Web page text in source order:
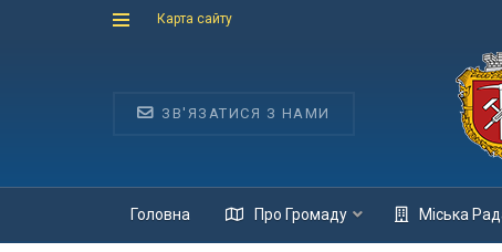
Карта сайту
ЗВ'ЯЗАТИСЯ З НАМИ
Головна Про Громаду Міська